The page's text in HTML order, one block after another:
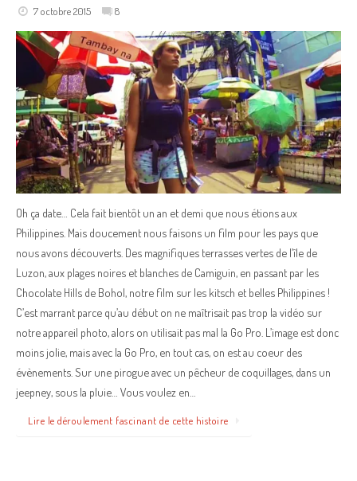
7 octobre 2015 8
Oh ça date… Cela fait bientôt un an et demi que nous étions aux
Philippines. Mais doucement nous faisons un film pour les pays que
nous avons découverts. Des magnifiques terrasses vertes de l’île de
Luzon, aux plages noires et blanches de Camiguin, en passant par les
Chocolate Hills de Bohol, notre film sur les kitsch et belles Philippines !
C’est marrant parce qu’au début on ne maîtrisait pas trop la vidéo sur
notre appareil photo, alors on utilisait pas mal la Go Pro. L’image est donc
moins jolie, mais avec la Go Pro, en tout cas, on est au coeur des
évènements. Sur une pirogue avec un pêcheur de coquillages, dans un
jeepney, sous la pluie… Vous voulez en…
Lire le déroulement fascinant de cette histoire